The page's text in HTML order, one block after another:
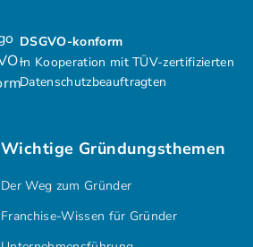
DSGVO-konform
In Kooperation mit TÜV-zertifizierten
Datenschutzbeauftragten
Wichtige Gründungsthemen
Der Weg zum Gründer
Franchise-Wissen für Gründer